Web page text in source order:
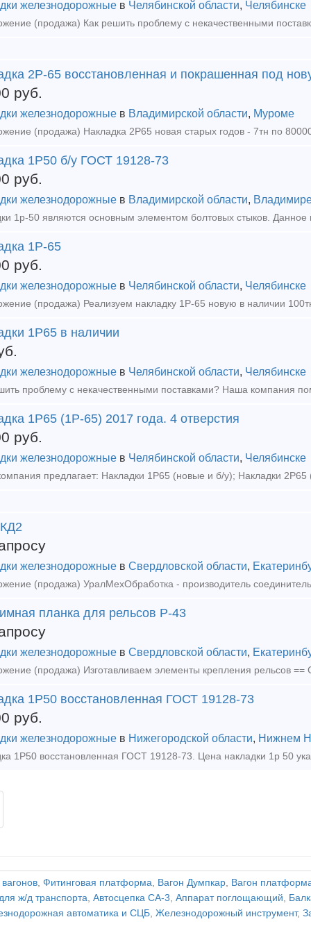
железнодорожные в Челябинской области, Челябинске
2Р-65 восстановленная и покрашенная под
руб.
железнодорожные в Владимирской области, Муроме
1Р50 б/у ГОСТ 19128-73
руб.
железнодорожные в Владимирской области,
1Р-65
руб.
железнодорожные в Челябинской области, Челябинске
(продажа) Реализуем накладку 1Р-65 новую в наличии
1Р65 в наличии
железнодорожные в Челябинской области, Челябинске
1Р65 (1Р-65) 2017 года. 4 отверстия
руб.
железнодорожные в Челябинской области, Челябинске
железнодорожные в Свердловской области,
планка для рельсов Р-43
железнодорожные в Свердловской области,
1Р50 восстановленная ГОСТ 19128-73
руб.
железнодорожные в Нижегородской области, Нижнем
, Фитинговая платформа, Вагон Думпкар, Вагон
ж/д транспорта, Автосцепка СА-3, Аппарат поглощающий,
автоматика и СЦБ, Железнодорожный инструмент,